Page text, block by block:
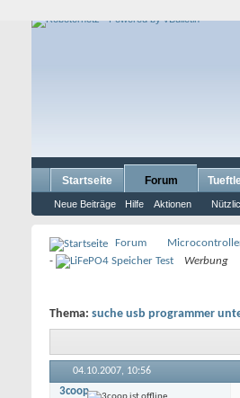
Startseite Forum
Neue Beiträge Hilfe Aktionen
Forum
-
Werbung
Thema: suche usb programmer
04.10.2007, 10:56
3coop